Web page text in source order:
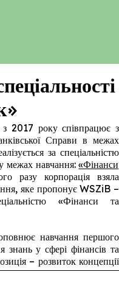
2017 року співпрацює з
Справи в межах
за спеціальністю
межах навчання:«Фінанси
разу корпорація взяла
яке пропонує WSZiB –
«Фінанси та
навчання першого
знань у сфері фінансів та
– розвиток концепції
зазначити, що компанія
програму, таким чином